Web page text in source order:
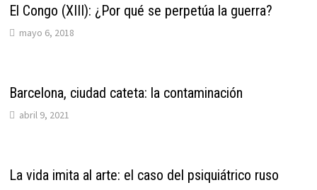
El Congo (XIII): ¿Por qué se perpetúa la guerra?
mayo 6, 2018
Barcelona, ciudad cateta: la contaminación
abril 9, 2021
La vida imita al arte: el caso del psiquiátrico ruso